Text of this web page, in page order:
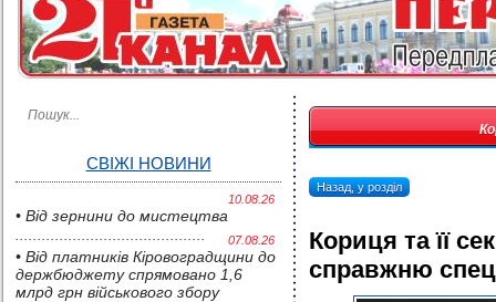
СВІЖІ НОВИНИ
10.08.26
• Від зернини до мистецтва
07.08.26
• Від платників Кіровоградщини до
держбюджету спрямовано 1,6
млрд грн військового збору
Назад, у розділ
Кориця та її
справжню